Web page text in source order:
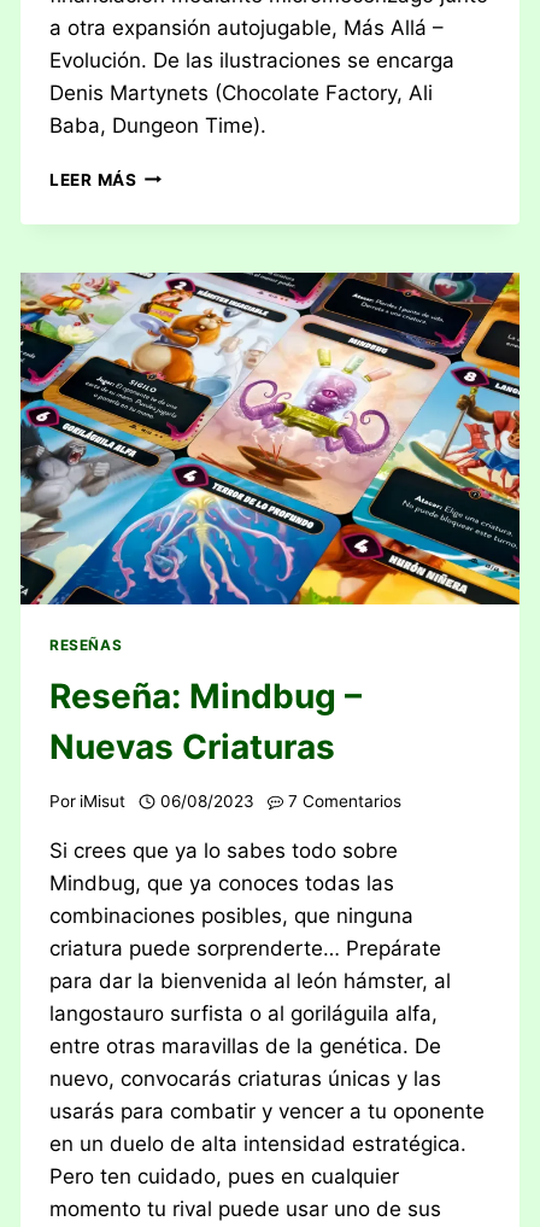
a otra expansión autojugable, Más Allá –
Evolución. De las ilustraciones se encarga
Denis Martynets (Chocolate Factory, Ali
Baba, Dungeon Time).
LEER MÁS RESEÑA:
–
ALLÁ
–
ETERNIDAD
RESEÑAS
Reseña: Mindbug –
Nuevas Criaturas
Por iMisut 06/08/2023 7 Comentarios
Si crees que ya lo sabes todo sobre
Mindbug, que ya conoces todas las
combinaciones posibles, que ninguna
criatura puede sorprenderte… Prepárate
para dar la bienvenida al león hámster, al
langostauro surfista o al goriláguila alfa,
entre otras maravillas de la genética. De
nuevo, convocarás criaturas únicas y las
usarás para combatir y vencer a tu oponente
en un duelo de alta intensidad estratégica.
Pero ten cuidado, pues en cualquier
momento tu rival puede usar uno de sus